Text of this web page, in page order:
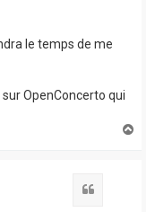
le temps de me
OpenConcerto qui